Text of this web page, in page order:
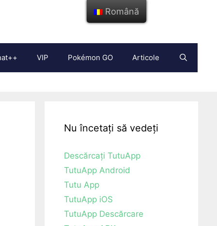
VIP Pokémon GO Articole
Nu încetați să vedeți
Descărcați TutuApp
TutuApp Android
Tutu App
TutuApp iOS
TutuApp Descărcare
Română